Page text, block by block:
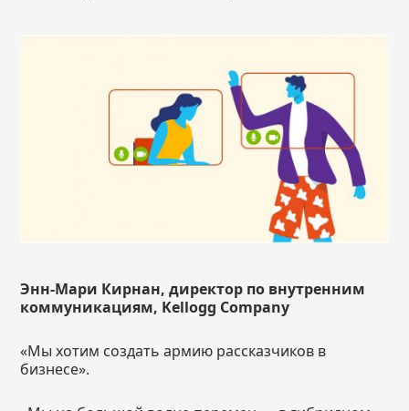
Энн-Мари Кирнан, директор по внутренним
коммуникациям, Kellogg Company
«Мы хотим создать армию рассказчиков в
бизнесе».